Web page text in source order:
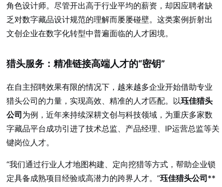
角色设计师。尽管开出高于行业平均的薪资，却因应聘者缺
乏对数字藏品设计规范的理解而屡屡碰壁。这类案例折射出
文创企业在数字化转型中普遍面临的人才困境。
猎头服务：精准链接高端人才的“密钥”
在自主招聘效果有限的情况下，越来越多企业开始借助专业
猎头公司的力量，实现高效、精准的人才匹配。以珏佳猎头
公司 为例，近年来持续深耕文创与科技领域，为重庆多家数
字藏品平台成功引进了技术总监、产品经理、IP运营总监等关
键岗位人才。
“我们通过行业人才地图构建、定向挖猎等方式，帮助企业锁
定具备成熟项目经验或高潜力的跨界人才。”珏佳猎头公司 **